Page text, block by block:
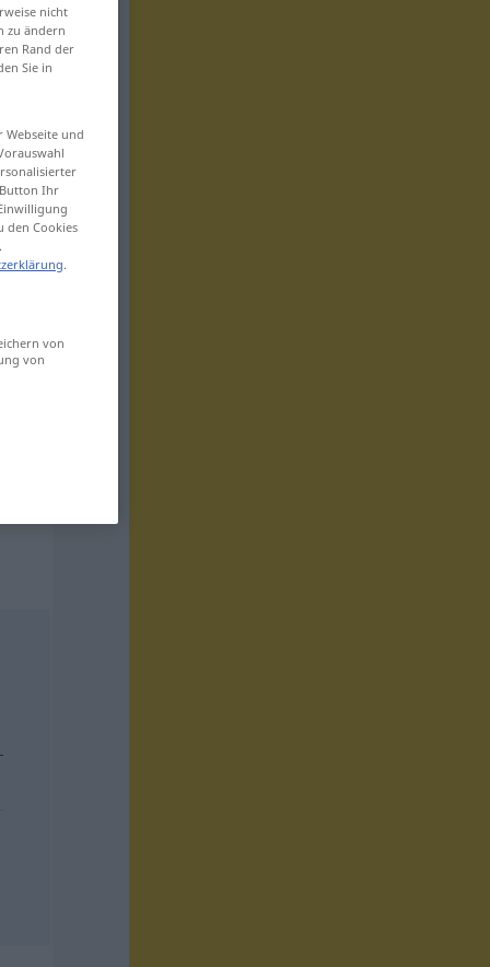
nicht
zu ändern
Rand der
Sie in
und
Ihr
den Cookies
.
von
von